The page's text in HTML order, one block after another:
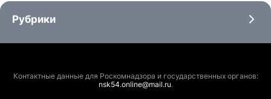
Рубрики
Контактные данные для Роскомнадзора и государственных органов:
nsk54.online@mail.ru.